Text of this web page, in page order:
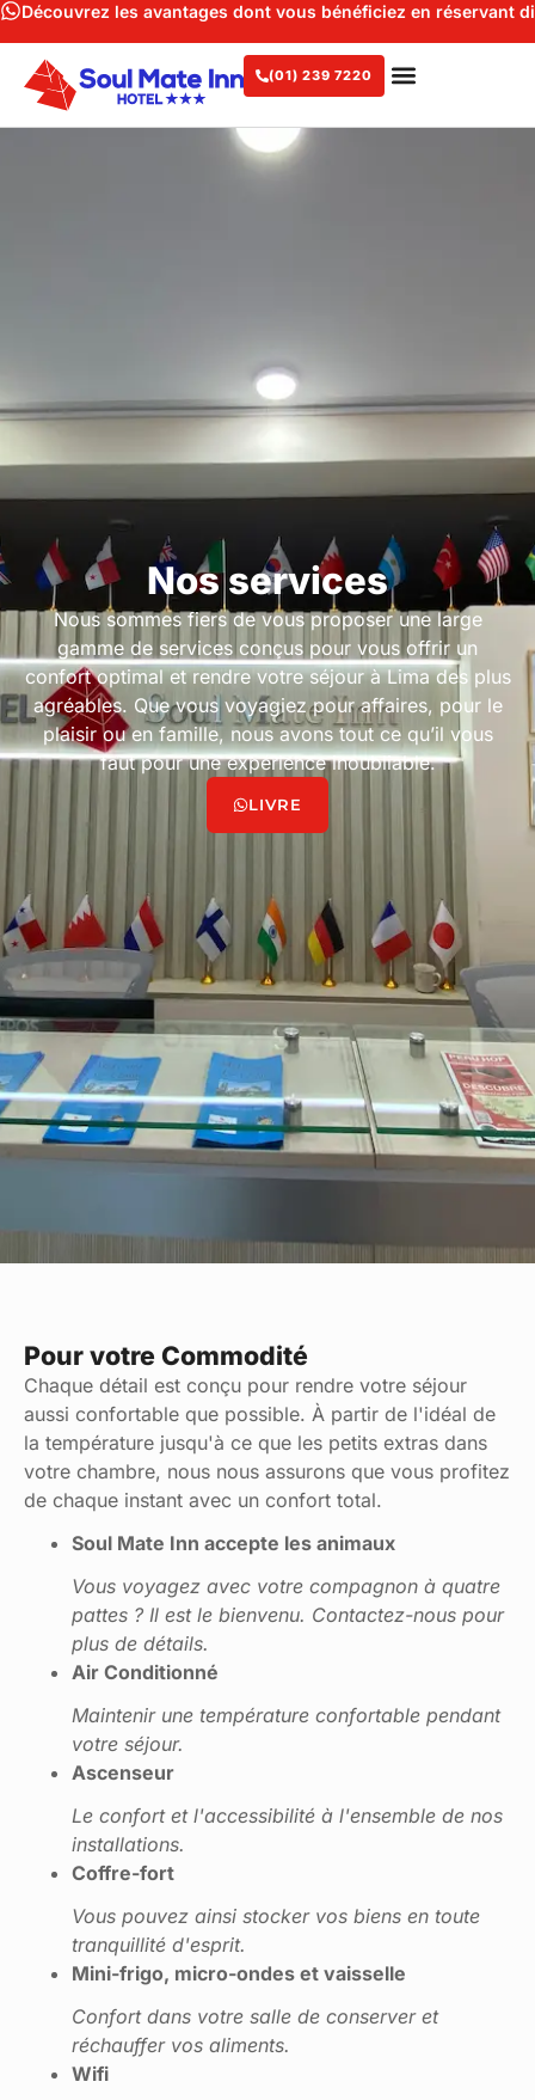
Découvrez les avantages dont vous bénéficiez en réservant
(01) 239 7220
Nos services
Nous sommes fiers de vous proposer une large
gamme de services conçus pour vous offrir un
confort optimal et rendre votre séjour à Lima des plus
agréables. Que vous voyagiez pour affaires, pour le
plaisir ou en famille, nous avons tout ce qu’il vous
faut pour une expérience inoubliable.
LIVRE
Pour votre Commodité
Chaque détail est conçu pour rendre votre séjour
aussi confortable que possible. À partir de l'idéal de
la température jusqu'à ce que les petits extras dans
votre chambre, nous nous assurons que vous profitez
de chaque instant avec un confort total.
Soul Mate Inn accepte les animaux
Vous voyagez avec votre compagnon à quatre
pattes ? Il est le bienvenu. Contactez-nous pour
plus de détails.
Air Conditionné
Maintenir une température confortable pendant
votre séjour.
Ascenseur
Le confort et l'accessibilité à l'ensemble de nos
installations.
Coffre-fort
Vous pouvez ainsi stocker vos biens en toute
tranquillité d'esprit.
Mini-frigo, micro-ondes et vaisselle
Confort dans votre salle de conserver et
réchauffer vos aliments.
Wifi